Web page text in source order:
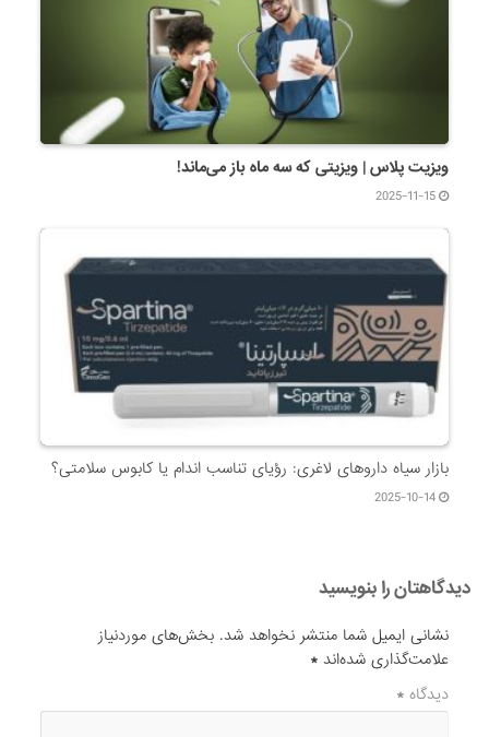
ویزیت پلاس | ویزیتی که سه ماه باز می‌ماند!
2025-11-15
بازار سیاه داروهای لاغری: رؤیای تناسب اندام یا کابوس سلامتی؟
2025-10-14
دیدگاهتان را بنویسید
نشانی ایمیل شما منتشر نخواهد شد. بخش‌های موردنیاز
علامت‌گذاری شده‌اند*
دیدگاه*